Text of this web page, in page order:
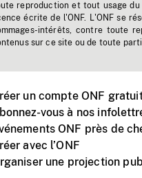
reproduction et tout usage
écrite de l'ONF. L'ONF se
intérêts, contre toute
sur ce site ou de toute
un compte ONF
vous à nos
ONF près de
avec l’ONF
une projection